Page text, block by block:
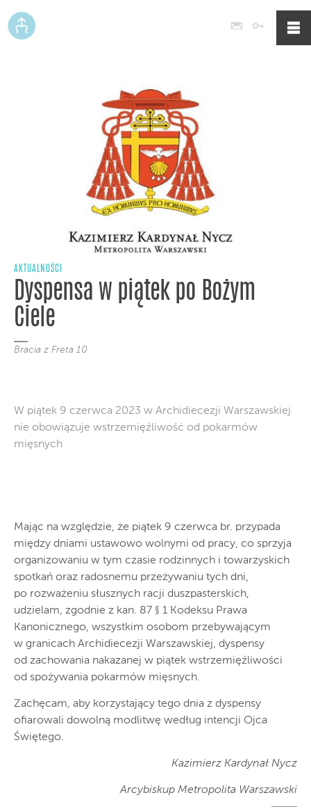
Poczta
AKTUALNOŚCI
Dyspensa w piątek po Bożym
Ciele
Bracia z Freta 10
W piątek 9 czerwca 2023 w Archidiecezji Warszawskiej
nie obowiązuje wstrzemięźliwość od pokarmów
mięsnych
Mając na względzie, że piątek 9 czerwca br. przypada
między dniami ustawowo wolnymi od pracy, co sprzyja
organizowaniu w tym czasie rodzinnych i towarzyskich
spotkań oraz radosnemu przeżywaniu tych dni,
po rozważeniu słusznych racji duszpasterskich,
udzielam, zgodnie z kan. 87 § 1 Kodeksu Prawa
Kanonicznego, wszystkim osobom przebywającym
w granicach Archidiecezji Warszawskiej, dyspensy
od zachowania nakazanej w piątek wstrzemięźliwości
od spożywania pokarmów mięsnych.
Zachęcam, aby korzystający tego dnia z dyspensy
ofiarowali dowolną modlitwę według intencji Ojca
Świętego.
Kazimierz Kardynał Nycz
Arcybiskup Metropolita Warszawski